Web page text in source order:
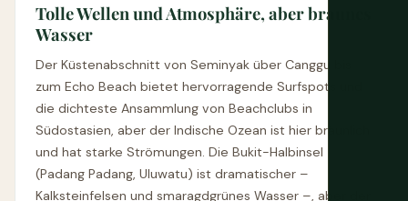
Tolle Wellen und Atmosphäre, aber braunes
Wasser
Der Küstenabschnitt von Seminyak über Canggu bis
zum Echo Beach bietet hervorragende Surfspots und
die dichteste Ansammlung von Beachclubs in
Südostasien, aber der Indische Ozean ist hier bräunlich
und hat starke Strömungen. Die Bukit-Halbinsel
(Padang Padang, Uluwatu) ist dramatischer –
Kalksteinfelsen und smaragdgrünes Wasser –, aber der